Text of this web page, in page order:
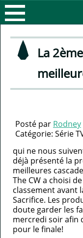
ACTUALITÉS
LES
SAISONS
SAISON
2
SÉRIE
ACTEURS
LA
LISTE
GALERIE
PHOTO
MINI
JEUX
ARROW
FRANCE
FORUM
PARTENAIRES
La
Posté par Rodney
Catégorie: Série
qui ne nous
déjà présenté la
meilleures
The CW a choisi
classement avant
Sacrifice. Les
doute garder les
mercredi soir afin
pour le finale!